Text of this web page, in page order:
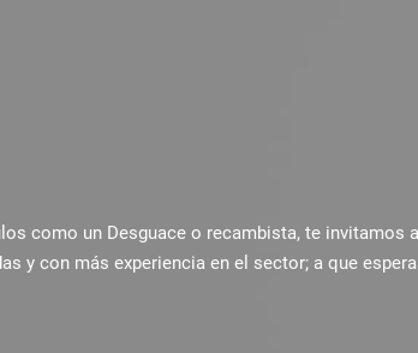
como un Desguace o recambista, te invitamos a
y con más experiencia en el sector; a que